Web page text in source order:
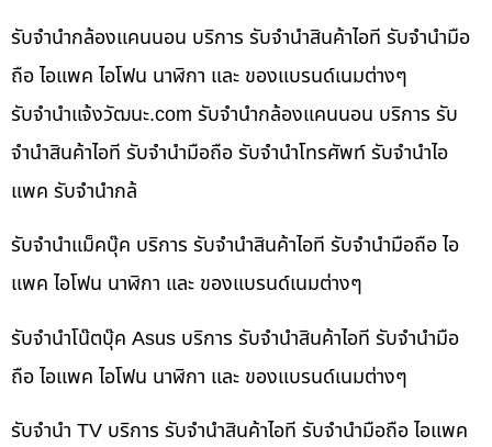
รับจำนำกล้องแคนนอน บริการ รับจำนำสินค้าไอที รับจำนำมือ
ถือ ไอแพค ไอโฟน นาฬิกา และ ของแบรนด์เนมต่างๆ
รับจํานําแจ้งวัฒนะ.com รับจำนำกล้องแคนนอน บริการ รับ
จำนำสินค้าไอที รับจำนำมือถือ รับจำนำโทรศัพท์ รับจำนำไอ
แพค รับจำนำกล้
รับจำนำแม็คบุ๊ค บริการ รับจำนำสินค้าไอที รับจำนำมือถือ ไอ
แพค ไอโฟน นาฬิกา และ ของแบรนด์เนมต่างๆ
รับจำนำโน๊ตบุ๊ค Asus บริการ รับจำนำสินค้าไอที รับจำนำมือ
ถือ ไอแพค ไอโฟน นาฬิกา และ ของแบรนด์เนมต่างๆ
รับจำนำ TV บริการ รับจำนำสินค้าไอที รับจำนำมือถือ ไอแพค